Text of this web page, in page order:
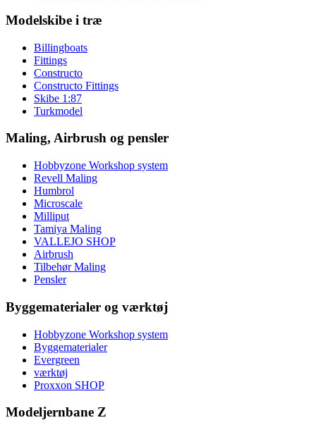
Modelskibe i træ
Billingboats
Fittings
Constructo
Constructo Fittings
Skibe 1:87
Turkmodel
Maling, Airbrush og pensler
Hobbyzone Workshop system
Revell Maling
Humbrol
Microscale
Milliput
Tamiya Maling
VALLEJO SHOP
Airbrush
Tilbehør Maling
Pensler
Byggematerialer og værktøj
Hobbyzone Workshop system
Byggematerialer
Evergreen
værktøj
Proxxon SHOP
Modeljernbane Z